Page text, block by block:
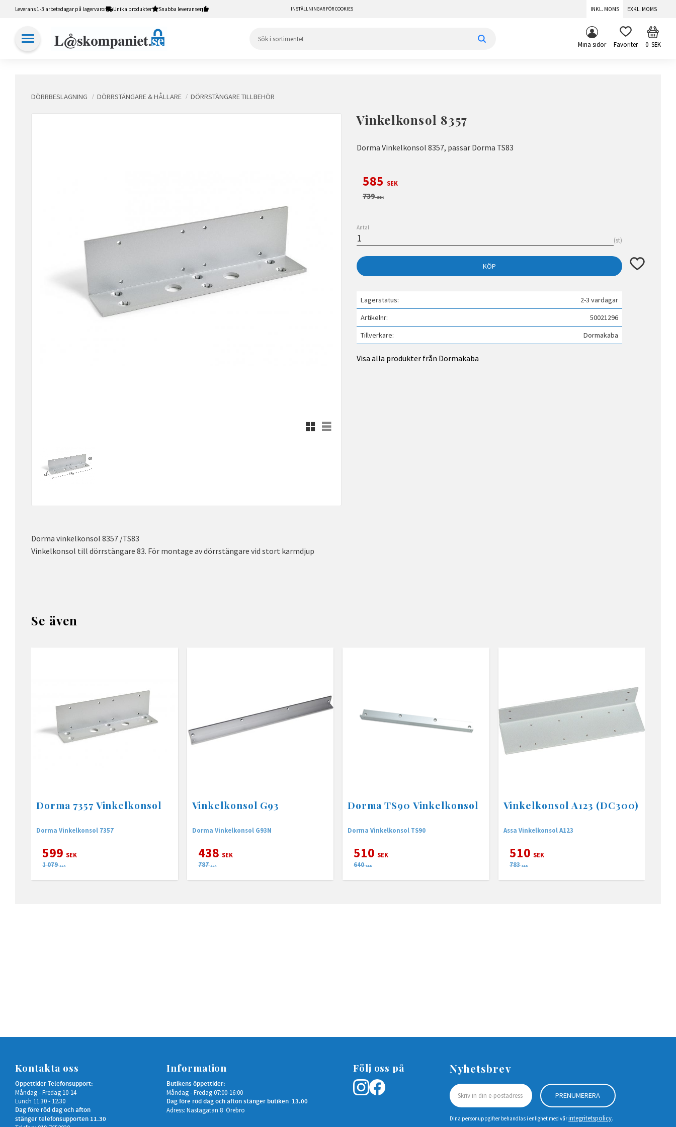
Leverans 1-3 arbetsdagar på lagervaror Unika produkter Snabba leveranser INSTÄLLNINGAR FÖR COOKIES INKL. MOMS EXKL. MOMS
Mina sidor FAVORITER 0SEK
DÖRRBESLAGNING DÖRRSTÄNGARE & HÅLLARE DÖRRSTÄNGARE TILLBEHÖR
Vinkelkonsol 8357
Dorma Vinkelkonsol 8357, passar Dorma TS83
Rutnätsvy
Listvy
Nedsatt pris:
585 SEK
Ordinarie pris:
739SEK
Antal
st
KÖP Lägg till i
Lagerstatus
2-3 vardagar
Artikelnr
50021296
Tillverkare
Dormakaba
Visa alla produkter från Dormakaba
Dorma vinkelkonsol 8357 /TS83
Vinkelkonsol till dörrstängare 83. För montage av dörrstängare vid stort karmdjup
Se även
Dorma 7357 Vinkelkonsol
Dorma Vinkelkonsol 7357
599 SEK
1 079 SEK
Vinkelkonsol G93
Dorma Vinkelkonsol G93N
438 SEK
787 SEK
Dorma TS90 Vinkelkonsol
Dorma Vinkelkonsol TS90
510 SEK
640 SEK
Vinkelkonsol A123 (DC300)
Assa Vinkelkonsol A123
510 SEK
783 SEK
Kontakta oss
Öppettider Telefonsupport:
Måndag - Fredag 10-14
Lunch 11.30 - 12.30
Dag före röd dag och afton
stänger telefonsupporten 11.30
Information
Butikens öppettider:
Måndag - Fredag 07:00-16:00
Dag före röd dag och afton stänger butiken 13.00
Adress: Nastagatan 8 Örebro
Följ oss på Nyhetsbrev
PRENUMERERA
Dina personuppgifter behandlas i enlighet med vårintegritetspolicy.